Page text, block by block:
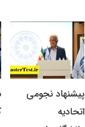
پیشنهاد نجومی
اتحادیه